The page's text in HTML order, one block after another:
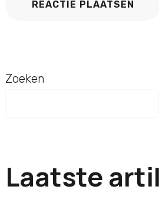
Zoeken
Laatste